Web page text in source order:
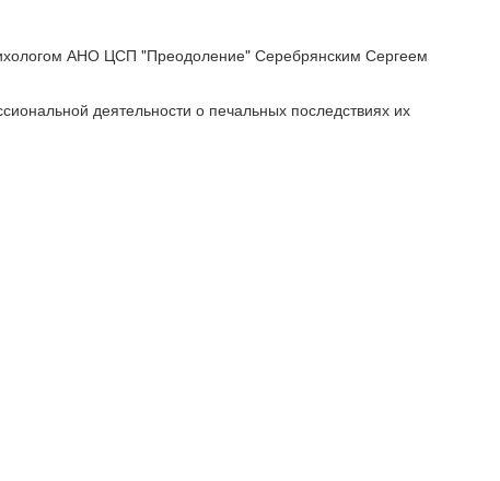
АНО ЦСП "Преодоление" Серебрянским Сергеем
деятельности о печальных последствиях их